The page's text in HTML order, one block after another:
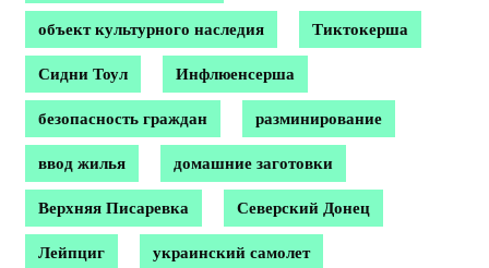
объект культурного наследия Тиктокерша
Сидни Тоул Инфлюенсерша
безопасность граждан разминирование
ввод жилья домашние заготовки
Верхняя Писаревка Северский Донец
Лейпциг украинский самолет